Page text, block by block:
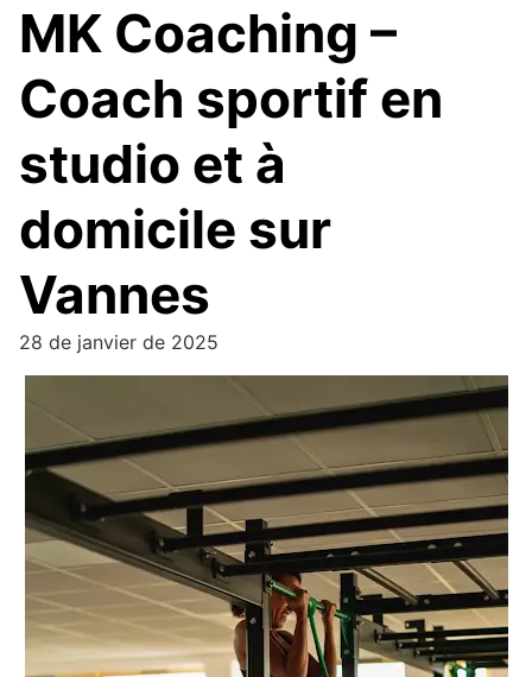
MK Coaching –
Coach sportif en
studio et à
domicile sur
Vannes
28 de janvier de 2025